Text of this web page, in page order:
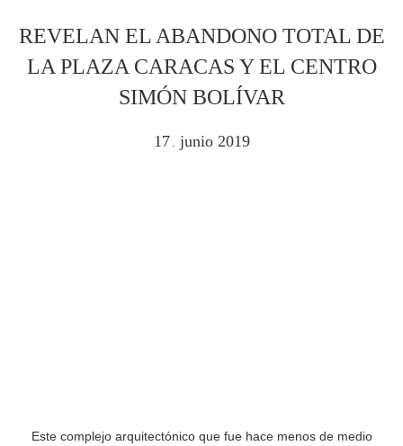
REVELAN EL ABANDONO TOTAL DE
LA PLAZA CARACAS Y EL CENTRO
SIMÓN BOLÍVAR
17 . junio 2019
Este complejo arquitectónico que fue hace menos de medio